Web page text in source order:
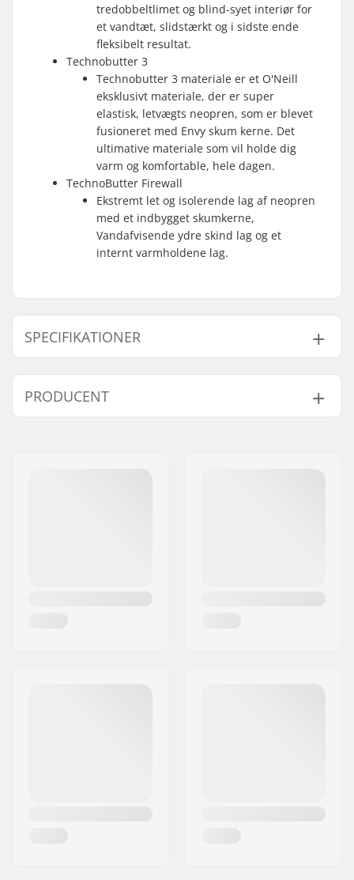
tredobbeltlimet og blind-syet interiør for
et vandtæt, slidstærkt og i sidste ende
fleksibelt resultat.
Technobutter 3
Technobutter 3 materiale er et O'Neill
eksklusivt materiale, der er super
elastisk, letvægts neopren, som er blevet
fusioneret med Envy skum kerne. Det
ultimative materiale som vil holde dig
varm og komfortable, hele dagen.
TechnoButter Firewall
Ekstremt let og isolerende lag af neopren
med et indbygget skumkerne,
Vandafvisende ydre skind lag og et
internt varmholdene lag.
SPECIFIKATIONER
Tykkelse:
3mm
Aktivitet:
Kitesurfing, Surfing,
PRODUCENT